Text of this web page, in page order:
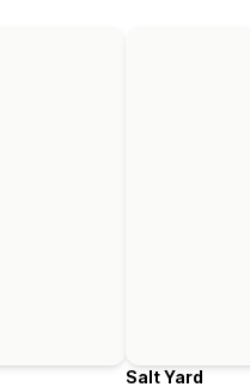
Salt Yard